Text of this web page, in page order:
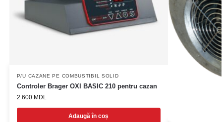
P/U CAZANE PE COMBUSTIBIL SOLID
Controler Brager OXI BASIC 210 pentru cazan
2.600 MDL
Adaugă în coș